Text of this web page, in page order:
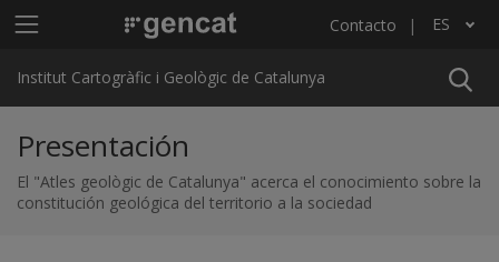
Menú principal ICGC Contacto ES
Lista adicional de acciones
Institut Cartogràfic i Geològic de Catalunya
Presentación
El "Atles geològic de Catalunya" acerca el conocimiento sobre la
constitución geológica del territorio a la sociedad